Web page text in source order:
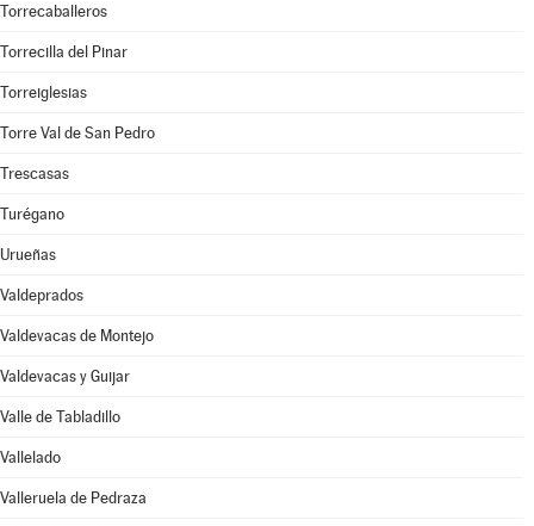
Torrecaballeros
Torrecilla del Pinar
Torreiglesias
Torre Val de San Pedro
Trescasas
Turégano
Urueñas
Valdeprados
Valdevacas de Montejo
Valdevacas y Guijar
Valle de Tabladillo
Vallelado
Valleruela de Pedraza